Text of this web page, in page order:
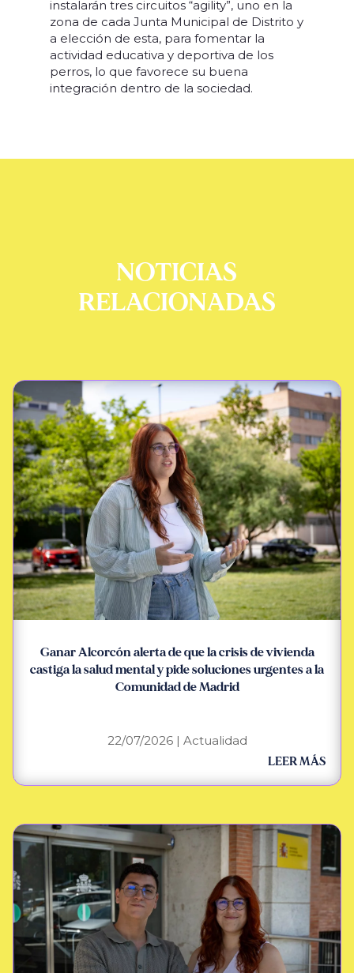
instalarán tres circuitos “agility”, uno en la
zona de cada Junta Municipal de Distrito y
a elección de esta, para fomentar la
actividad educativa y deportiva de los
perros, lo que favorece su buena
integración dentro de la sociedad.
NOTICIAS
RELACIONADAS
Ganar Alcorcón alerta de que la crisis de vivienda
castiga la salud mental y pide soluciones urgentes a la
Comunidad de Madrid
22/07/2026| Actualidad
LEER MÁS